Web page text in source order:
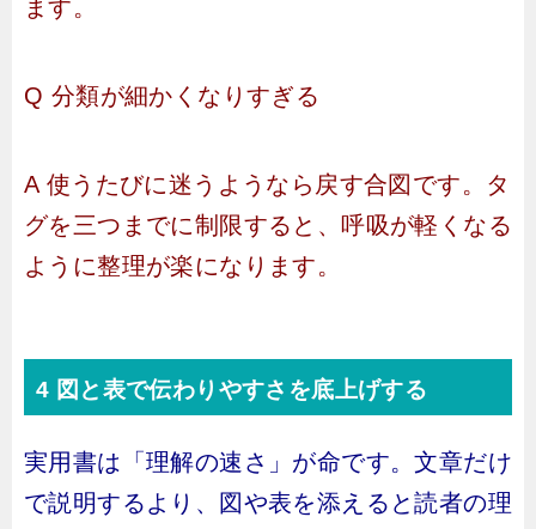
ます。
Q 分類が細かくなりすぎる
A 使うたびに迷うようなら戻す合図です。タ
グを三つまでに制限すると、呼吸が軽くなる
ように整理が楽になります。
4 図と表で伝わりやすさを底上げする
実用書は「理解の速さ」が命です。文章だけ
で説明するより、図や表を添えると読者の理